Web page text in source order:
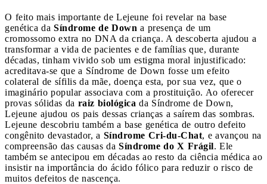
O feito mais importante de Lejeune foi revelar na base
genética da Síndrome de Down a presença de um
cromossomo extra no DNA da criança. A descoberta ajudou a
transformar a vida de pacientes e de famílias que, durante
décadas, tinham vivido sob um estigma moral injustificado:
acreditava-se que a Síndrome de Down fosse um efeito
colateral de sífilis da mãe, doença esta, por sua vez, que o
imaginário popular associava com a prostituição. Ao oferecer
provas sólidas da raiz biológica da Síndrome de Down,
Lejeune ajudou os pais dessas crianças a saírem das sombras.
Lejeune descobriu também a base genética de outro defeito
congênito devastador, a Síndrome Cri-du-Chat, e avançou na
compreensão das causas da Síndrome do X Frágil. Ele
também se antecipou em décadas ao resto da ciência médica ao
insistir na importância do ácido fólico para reduzir o risco de
muitos defeitos de nascença.